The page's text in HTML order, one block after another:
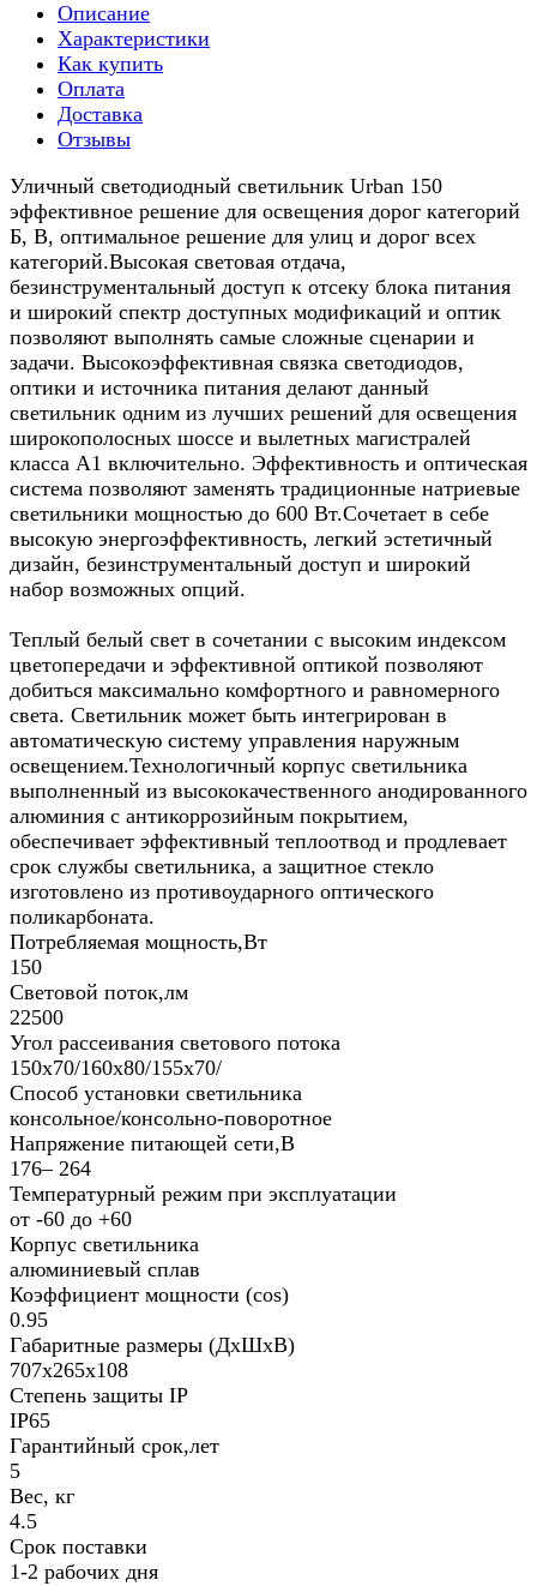
Описание
Характеристики
Как купить
Оплата
Доставка
Отзывы
Уличный светодиодный светильник Urban 150
эффективное решение для освещения дорог категорий
Б, В, оптимальное решение для улиц и дорог всех
категорий.Высокая световая отдача,
безинструментальный доступ к отсеку блока питания
и широкий спектр доступных модификаций и оптик
позволяют выполнять самые сложные сценарии и
задачи. Высокоэффективная связка светодиодов,
оптики и источника питания делают данный
светильник одним из лучших решений для освещения
широкополосных шоссе и вылетных магистралей
класса A1 включительно. Эффективность и оптическая
система позволяют заменять традиционные натриевые
светильники мощностью до 600 Вт.Сочетает в себе
высокую энергоэффективность, легкий эстетичный
дизайн, безинструментальный доступ и широкий
набор возможных опций.
Теплый белый свет в сочетании с высоким индексом
цветопередачи и эффективной оптикой позволяют
добиться максимально комфортного и равномерного
света. Светильник может быть интегрирован в
автоматическую систему управления наружным
освещением.Технологичный корпус светильника
выполненный из высококачественного анодированного
алюминия с антикоррозийным покрытием,
обеспечивает эффективный теплоотвод и продлевает
срок службы светильника, а защитное стекло
изготовлено из противоударного оптического
поликарбоната.
Потребляемая мощность,Вт
150
Световой поток,лм
22500
Угол рассеивания светового потока
150х70/160х80/155x70/
Способ установки светильника
консольное/консольно-поворотное
Напряжение питающей сети,В
176– 264
Температурный режим при эксплуатации
от -60 до +60
Корпус светильника
алюминиевый сплав
Коэффициент мощности (cos)
0.95
Габаритные размеры (ДхШхВ)
707х265х108
Степень защиты IP
IP65
Гарантийный срок,лет
5
Вес, кг
4.5
Срок поставки
1-2 рабочих дня